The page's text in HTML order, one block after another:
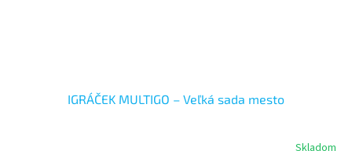
IGRÁČEK MULTIGO – Veľká sada mesto